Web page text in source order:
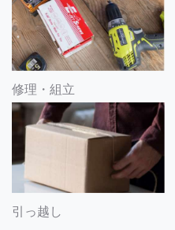
修理・組立
引っ越し